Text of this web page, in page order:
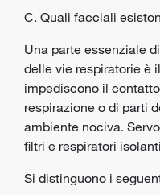
C. Quali facciali
Una parte essenziale
delle vie respiratorie è
impediscono il
respirazione o di parti
ambiente nociva.
filtri e respiratori
Si distinguono i